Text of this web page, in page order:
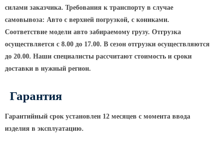
Кронштейн консольный для 2
светильников
Кронштейны для подвесных
светильников
Кронштейны для торшерных
светильников
Кронштейны для опор однорожковые
ПАРКОВОЕ ОСВЕЩЕНИЕ
силами заказчика. Требования к транспорту в случае
самовывоза: Авто с верхней погрузкой, с кониками.
Соответствие модели авто забираемому грузу. Отгрузка
осуществляется с 8.00 до 17.00. В сезон отгрузки осуществляются
до 20.00. Наши специалисты рассчитают стоимость и сроки
доставки в нужный регион.
Гарантия
Гарантийный срок установлен 12 месяцев с момента ввода
изделия в эксплуатацию.